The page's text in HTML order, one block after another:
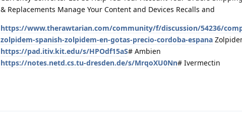
& Replacements Manage Your Content and Devices Recalls and
https://www.therawtarian.com/community/f/discussion/54236/
zolpidem-spanish-zolpidem-en-gotas-precio-cordoba-espana
https://pad.itiv.kit.edu/s/HPOdf15aS# Ambien
https://notes.netd.cs.tu-dresden.de/s/MrqoXU0Nn# Ivermectin